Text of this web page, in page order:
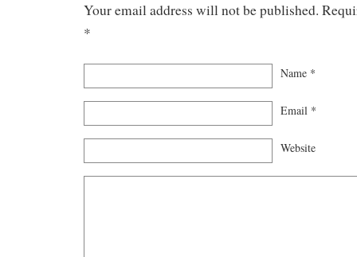
Your email address will not be published.
*
Name *
Email *
Website